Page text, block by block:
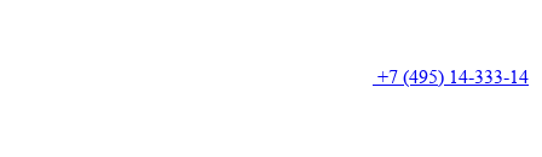
+7 (495) 14-333-14